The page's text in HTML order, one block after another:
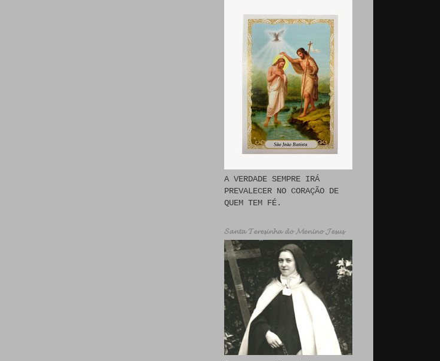
A VERDADE SEMPRE IRÁ
PREVALECER NO CORAÇÃO DE
QUEM TEM FÉ.
𝓢𝓪𝓷𝓽𝓪 𝓣𝓮𝓻𝓮𝓼𝓲𝓷𝓱𝓪 𝓭𝓸 𝓜𝓮𝓷𝓲𝓷𝓸 𝓙𝓮𝓼𝓾𝓼